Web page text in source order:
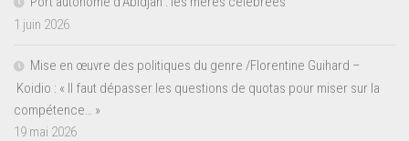
1 juin 2026
Mise en œuvre des politiques du genre /Florentine Guihard –
Koidio : « Il faut dépasser les questions de quotas pour miser sur la
compétence… »
19 mai 2026